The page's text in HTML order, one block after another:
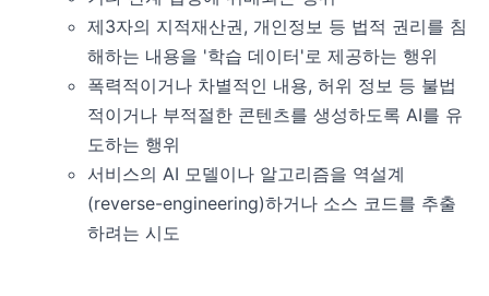
제3자의 지적재산권, 개인정보 등 법적 권리를 침
해하는 내용을 '학습 데이터'로 제공하는 행위
폭력적이거나 차별적인 내용, 허위 정보 등 불법
적이거나 부적절한 콘텐츠를 생성하도록 AI를 유
도하는 행위
서비스의 AI 모델이나 알고리즘을 역설계
(reverse-engineering)하거나 소스 코드를 추출
하려는 시도